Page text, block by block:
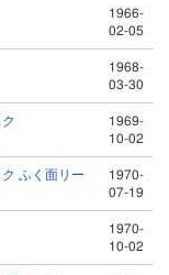
1966-
02-05
1968-
03-30
1969-
10-02
ふく面リー
1970-
07-19
1970-
10-02